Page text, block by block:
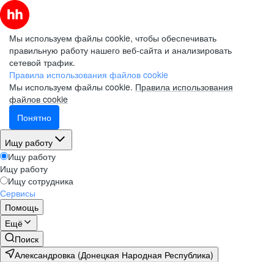
Мы используем файлы cookie, чтобы обеспечивать
правильную работу нашего веб-сайта и анализировать
сетевой трафик.
Правила использования файлов cookie
Мы используем файлы cookie. Правила использования
файлов cookie
Понятно
Ищу работу
Ищу работу
Ищу работу
Ищу сотрудника
Сервисы
Помощь
Ещё
Поиск
Александровка (Донецкая Народная Республика)